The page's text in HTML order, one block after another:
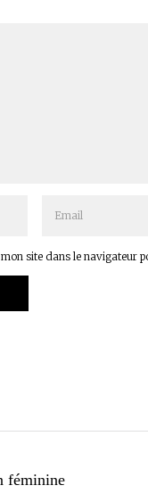
site dans le navigateur
féminine